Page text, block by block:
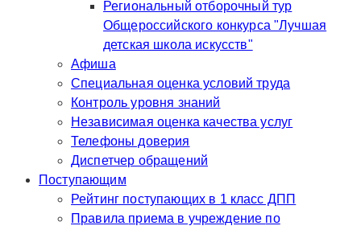
Региональный отборочный тур
Общероссийского конкурса "Лучшая
детская школа искусств"
Афиша
Специальная оценка условий труда
Контроль уровня знаний
Независимая оценка качества услуг
Телефоны доверия
Диспетчер обращений
Поступающим
Рейтинг поступающих в 1 класс ДПП
Правила приема в учреждение по